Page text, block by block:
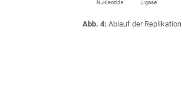
Abb. 4: Ablauf der Replikation